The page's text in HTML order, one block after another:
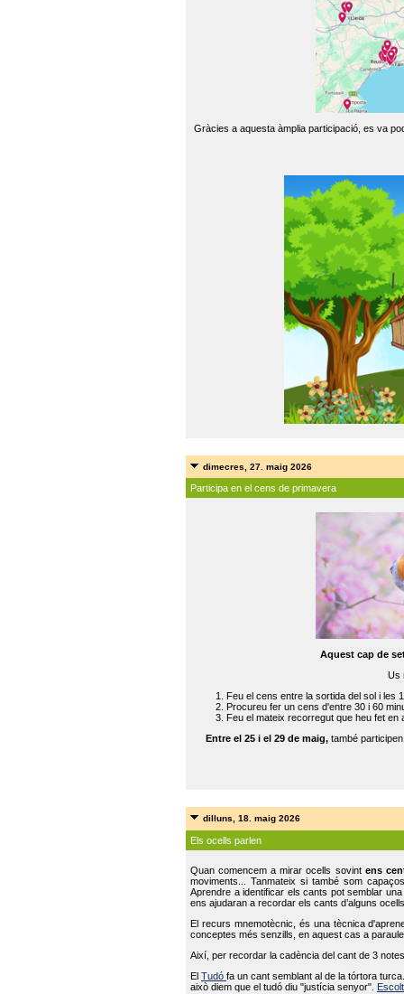
Gràcies a aquesta àmplia participació, es va
dimecres, 27. maig 2026
Participa en el cens de primavera
Aquest cap de
Us
Feu el cens entre la sortida del sol i les
Procureu fer un cens d'entre 30 i 60
Feu el mateix recorregut que heu fet en
Entre el 25 i el 29 de maig, també
dilluns, 18. maig 2026
Els ocells parlen
Quan comencem a mirar ocells sovint ens
moviments... Tanmateix si també som
Aprendre a identificar els cants pot semblar
ens ajudaran a recordar els cants d’alguns
El recurs mnemotècnic, és una tècnica
conceptes més senzills, en aquest cas a
Així, per recordar la cadència del cant de 3
ElTudófa un cant semblant al de la tórtora
això diem que el tudó diu "justícia senyor".